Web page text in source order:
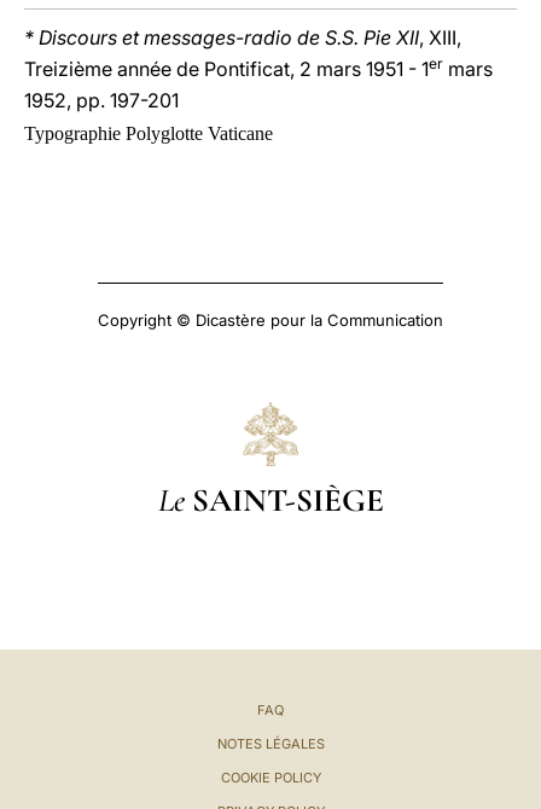
* Discours et messages-radio de S.S. Pie XII, XIII,
Treizième année de Pontificat, 2 mars 1951 - 1er mars
1952, pp. 197-201
Typographie Polyglotte Vaticane
Copyright © Dicastère pour la Communication
Le SAINT-SIÈGE
FAQ
NOTES LÉGALES
COOKIE POLICY